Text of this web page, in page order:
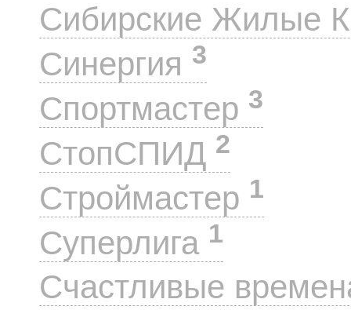
Сибирские Жилые
Синергия 3
Спортмастер 3
СтопСПИД 2
Строймастер 1
Суперлига 1
Счастливые